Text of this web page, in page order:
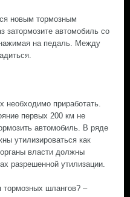
новым тормозным
затормозите автомобиль со
на педаль. Между
необходимо приработать.
первых 200 км не
автомобиль. В ряде
утилизироваться как
власти должны
разрешенной утилизации.
тормозных шлангов? –